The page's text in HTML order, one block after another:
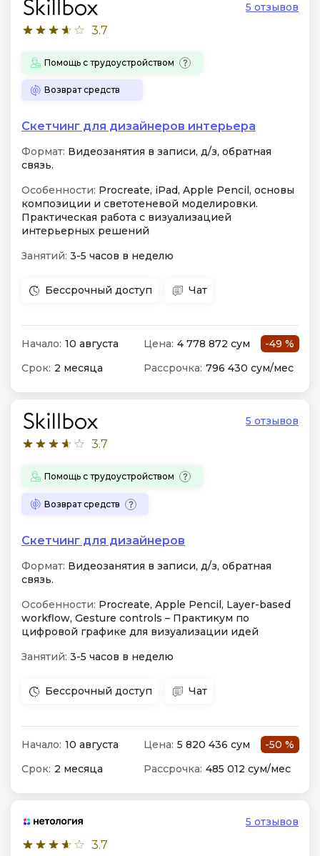
3.7
5 отзывов
Помощь с трудоустройством
Возврат средств
Скетчинг для дизайнеров интерьера
Формат: Видеозанятия в записи, д/з, обратная
связь.
Особенности: Procreate, iPad, Apple Pencil, основы
композиции и светотеневой моделировки.
Практическая работа с визуализацией
интерьерных решений
Занятий: 3-5 часов в неделю
Бессрочный доступ Чат
Начало: 10 августа Цена: 4 778 872 сум
-49 %
Срок: 2 месяца Рассрочка: 796 430 сум/мес
3.7
5 отзывов
Помощь с трудоустройством
Возврат средств
Скетчинг для дизайнеров
Формат: Видеозанятия в записи, д/з, обратная
связь.
Особенности: Procreate, Apple Pencil, Layer-based
workflow, Gesture controls – Практикум по
цифровой графике для визуализации идей
Занятий: 3-5 часов в неделю
Бессрочный доступ Чат
Начало: 10 августа Цена: 5 820 436 сум
-50 %
Срок: 2 месяца Рассрочка: 485 012 сум/мес
3.7
5 отзывов